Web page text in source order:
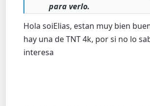
para verlo.
Hola soiElias, estan muy bien
hay una de TNT 4k, por si no lo
interesa